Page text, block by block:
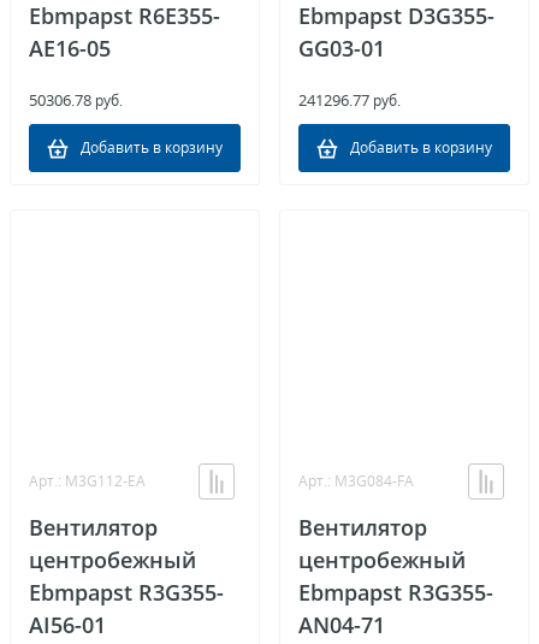
Ebmpapst R6E355-
AE16-05
50306.78 руб.
Добавить в корзину
Ebmpapst D3G355-
GG03-01
241296.77 руб.
Добавить в корзину
Арт.: M3G112-EA
Вентилятор
центробежный
Ebmpapst R3G355-
AI56-01
Арт.: M3G084-FA
Вентилятор
центробежный
Ebmpapst R3G355-
AN04-71